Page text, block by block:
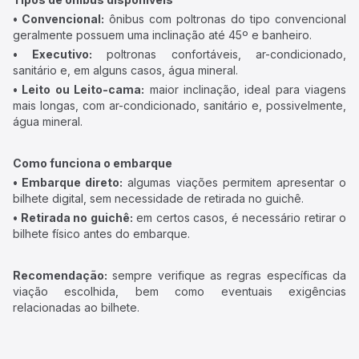
• Convencional: ônibus com poltronas do tipo convencional
geralmente possuem uma inclinação até 45º e banheiro.
• Executivo: poltronas confortáveis, ar-condicionado,
sanitário e, em alguns casos, água mineral.
• Leito ou Leito-cama: maior inclinação, ideal para viagens
mais longas, com ar-condicionado, sanitário e, possivelmente,
água mineral.
Como funciona o embarque
• Embarque direto: algumas viações permitem apresentar o
bilhete digital, sem necessidade de retirada no guichê.
• Retirada no guichê: em certos casos, é necessário retirar o
bilhete físico antes do embarque.
Recomendação: sempre verifique as regras específicas da
viação escolhida, bem como eventuais exigências
relacionadas ao bilhete.